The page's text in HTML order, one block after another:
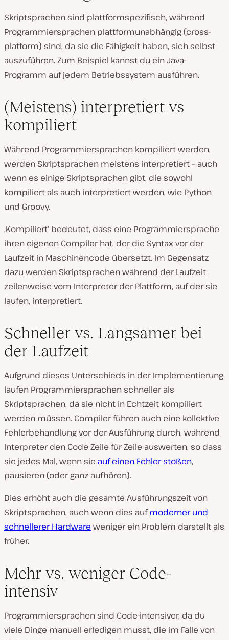
Skriptsprachen sind plattformspezifisch, während
Programmiersprachen plattformunabhängig (cross-
platform) sind, da sie die Fähigkeit haben, sich selbst
auszuführen. Zum Beispiel kannst du ein Java-
Programm auf jedem Betriebssystem ausführen.
(Meistens) interpretiert vs
kompiliert
Während Programmiersprachen kompiliert werden,
werden Skriptsprachen meistens interpretiert – auch
wenn es einige Skriptsprachen gibt, die sowohl
kompiliert als auch interpretiert werden, wie Python
und Groovy.
‚Kompiliert‘ bedeutet, dass eine Programmiersprache
ihren eigenen Compiler hat, der die Syntax vor der
Laufzeit in Maschinencode übersetzt. Im Gegensatz
dazu werden Skriptsprachen während der Laufzeit
zeilenweise vom Interpreter der Plattform, auf der sie
laufen, interpretiert.
Schneller vs. Langsamer bei
der Laufzeit
Aufgrund dieses Unterschieds in der Implementierung
laufen Programmiersprachen schneller als
Skriptsprachen, da sie nicht in Echtzeit kompiliert
werden müssen. Compiler führen auch eine kollektive
Fehlerbehandlung vor der Ausführung durch, während
Interpreter den Code Zeile für Zeile auswerten, so dass
sie jedes Mal, wenn sie auf einen Fehler stoßen,
pausieren (oder ganz aufhören).
Dies erhöht auch die gesamte Ausführungszeit von
Skriptsprachen, auch wenn dies aufmoderner und
schnellerer Hardware weniger ein Problem darstellt als
früher.
Mehr vs. weniger Code-
intensiv
Programmiersprachen sind Code-intensiver, da du
viele Dinge manuell erledigen musst, die im Falle von